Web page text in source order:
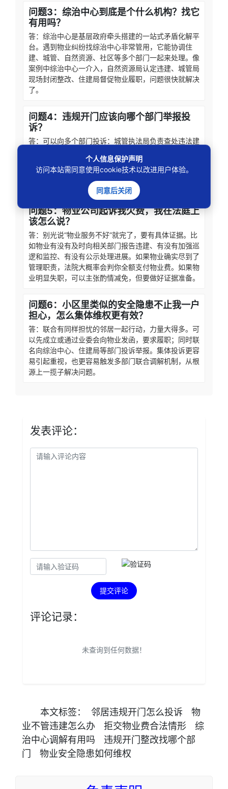
问题3：综治中心到底是个什么机构？找它
有用吗？
答：综治中心是基层政府牵头搭建的一站式矛盾化解平
台。遇到物业纠纷找综治中心非常管用，它能协调住
建、城管、自然资源、社区等多个部门一起来处理。像
案例中综治中心一介入，自然资源局认定违建、城管局
现场封闭整改、住建局督促物业履职，问题很快就解决
了。
问题4：违规开门应该向哪个部门举报投
诉？
答：可以向多个部门投诉：城管执法局负责查处违法建
负责监管物业公司履职情况。建议同时向这几个部门反
映，也可以直接去街道综治中心，他们会帮你协调对接
问题5：物业公司起诉我欠费，我在法庭上
该怎么说？
答：别光说“物业服务不好”就完了，要有具体证据。比
如物业有没有及时向相关部门报告违建、有没有加强巡
逻和监控、有没有公示处理进展。如果物业确实尽到了
管理职责，法院大概率会判你全额支付物业费。如果物
业明显失职，可以主张酌情减免，但要做好证据准备。
问题6：小区里类似的安全隐患不止我一户
担心，怎么集体维权更有效？
答：联合有同样担忧的邻居一起行动，力量大得多。可
以先成立或通过业委会向物业发函，要求履职；同时联
名向综治中心、住建局等部门投诉举报。集体投诉更容
易引起重视，也更容易触发多部门联合调解机制，从根
源上一揽子解决问题。
发表评论：
提交评论
评论记录：
未查询到任何数据！
本文标签： 邻居违规开门怎么投诉
物
业不管违建怎么办
拒交物业费合法情形
综
治中心调解有用吗
违规开门整改找哪个部
门
物业安全隐患如何维权
个人信息保护声明
访问本站需同意使用cookie技术以改进用户体验。
同意后关闭